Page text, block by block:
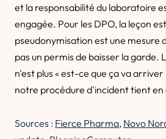
et la responsabilité du laboratoire
engagée. Pour les DPO, la leçon
pseudonymisation est une mesure
pas un permis de baisser la garde.
n'est plus « est-ce que ça va arriver
notre procédure d'incident tient en
Sources : Fierce Pharma, Novo